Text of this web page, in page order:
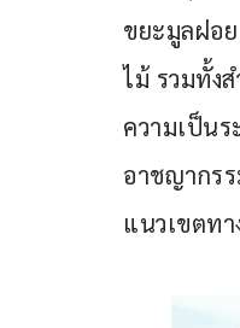
ขยะมูลฝอ
ไม้ รวมทั้ง
ความเป็น
อาชญากร
แนวเขตท